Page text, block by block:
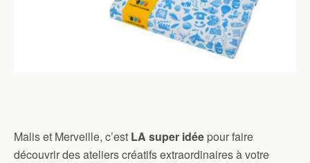
Malis et Merveille, c’est LA super idée pour faire
découvrir des ateliers créatifs extraordinaires à votre